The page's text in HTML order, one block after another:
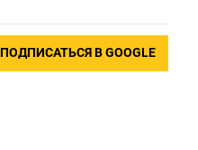
ПОДПИСАТЬСЯ В GOOGLE